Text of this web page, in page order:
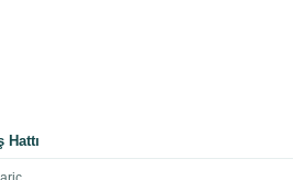
Hattı